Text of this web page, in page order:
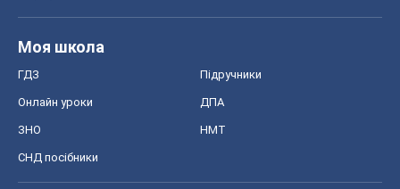
Моя школа
ГДЗ Підручники
Онлайн уроки ДПА
ЗНО НМТ
СНД посібники